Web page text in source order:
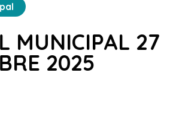
MUNICIPAL 27
2025